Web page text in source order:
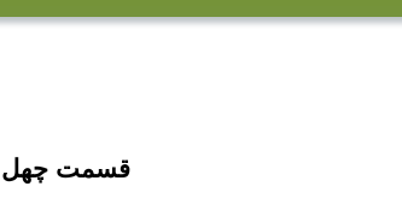
قسمت چهل و